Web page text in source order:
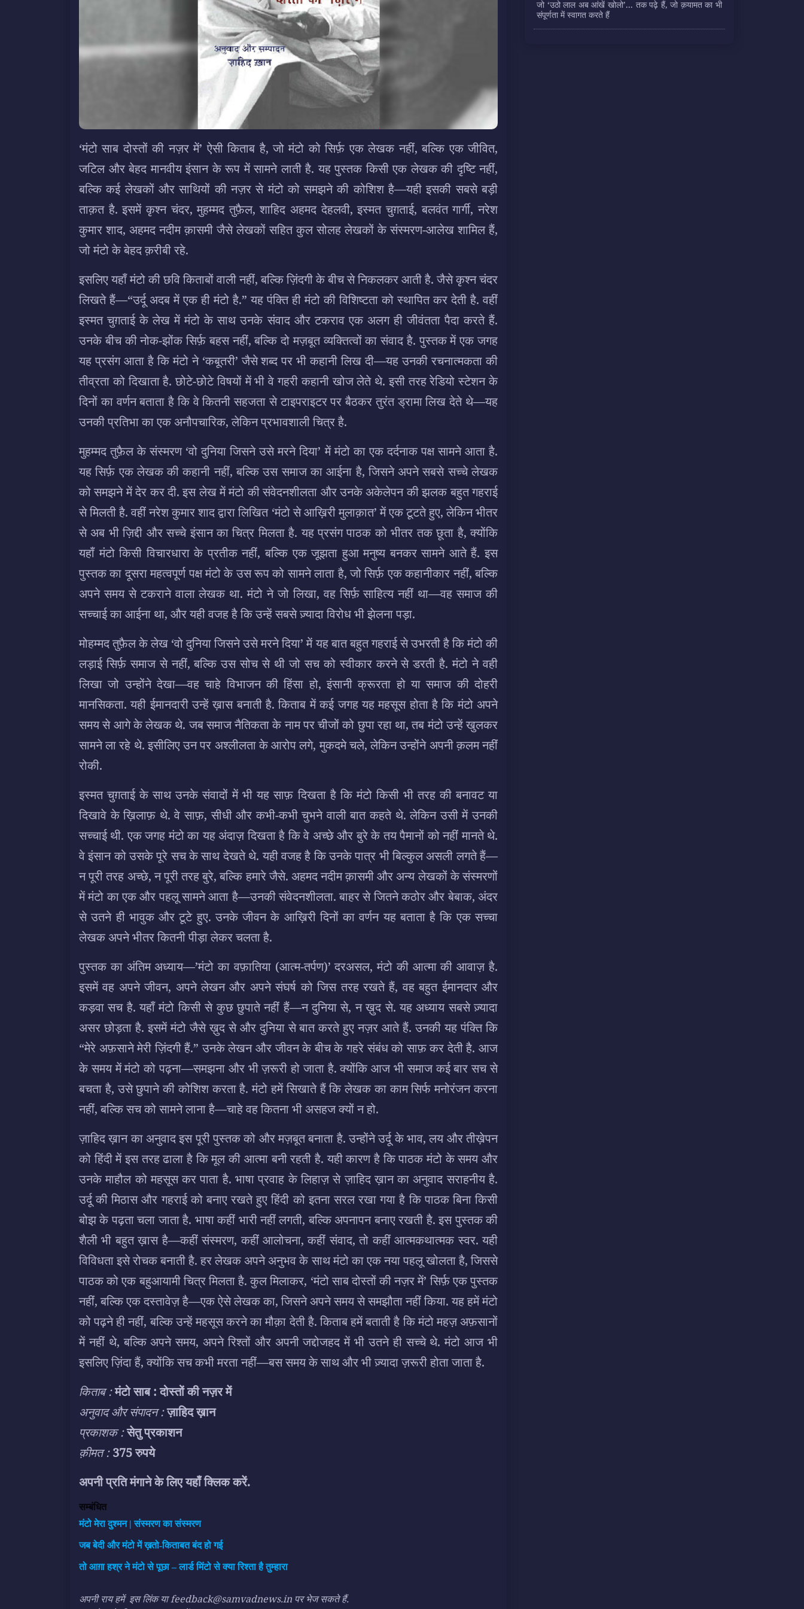
‘मंटो साब दोस्तों की नज़र में’ ऐसी किताब है, जो मंटो को सिर्फ़ एक लेखक नहीं, बल्कि एक जीवित,
जटिल और बेहद मानवीय इंसान के रूप में सामने लाती है. यह पुस्तक किसी एक लेखक की दृष्टि नहीं,
बल्कि कई लेखकों और साथियों की नज़र से मंटो को समझने की कोशिश है—यही इसकी सबसे बड़ी
ताक़त है. इसमें कृश्न चंदर, मुहम्मद तुफ़ैल, शाहिद अहमद देहलवी, इस्मत चुग़ताई, बलवंतगार्गी, नरेश
कुमार शाद, अहमद नदीम क़ासमी जैसे लेखकों सहित कुल सोलह लेखकों के संस्मरण-आलेख शामिल हैं,
जो मंटो के बेहद क़रीबी रहे.
इसलिए यहाँ मंटो की छवि किताबों वाली नहीं, बल्कि ज़िंदगी के बीच से निकलकर आती है. जैसे कृश्न चंदर
लिखते हैं—“उर्दू अदब में एक ही मंटो है.” यह पंक्ति ही मंटो की विशिष्टता को स्थापित कर देती है. वहीं
इस्मत चुग़ताई के लेख में मंटो के साथ उनके संवाद और टकराव एक अलग ही जीवंतता पैदा करते हैं.
उनके बीच की नोक-झोंक सिर्फ़ बहस नहीं, बल्कि दो मज़बूत व्यक्तित्वों का संवाद है. पुस्तक में एक जगह
यह प्रसंग आता है कि मंटो ने ‘कबूतरी’ जैसे शब्द पर भी कहानी लिख दी—यह उनकी रचनात्मकता की
तीव्रता को दिखाता है. छोटे-छोटे विषयों में भी वे गहरी कहानी खोज लेते थे. इसी तरह रेडियो स्टेशन के
दिनों का वर्णन बताता है कि वे कितनी सहजता से टाइपराइटर पर बैठकर तुरंत ड्रामा लिख देते थे—यह
उनकी प्रतिभा का एक अनौपचारिक, लेकिन प्रभावशाली चित्र है.
मुहम्मद तुफ़ैल के संस्मरण ‘वो दुनिया जिसने उसे मरने दिया’ में मंटो का एक दर्दनाक पक्ष सामने आता है.
यह सिर्फ़ एक लेखक की कहानी नहीं, बल्कि उस समाज का आईना है, जिसने अपने सबसे सच्चे लेखक
को समझने में देर कर दी. इस लेख में मंटो की संवेदनशीलता और उनके अकेलेपन की झलक बहुत गहराई
से मिलती है. वहीं नरेश कुमार शाद द्वारा लिखित ‘मंटो से आख़िरी मुलाक़ात’ में एक टूटते हुए, लेकिन भीतर
से अब भी ज़िद्दी और सच्चे इंसान का चित्र मिलता है. यह प्रसंग पाठक को भीतर तक छूता है, क्योंकि
यहाँ मंटो किसी विचारधारा के प्रतीक नहीं, बल्कि एक जूझता हुआ मनुष्य बनकर सामने आते हैं. इस
पुस्तक का दूसरा महत्वपूर्ण पक्ष मंटो के उस रूप को सामने लाता है, जो सिर्फ़ एक कहानीकार नहीं, बल्कि
अपने समय से टकराने वाला लेखक था. मंटो ने जो लिखा, वह सिर्फ़ साहित्य नहीं था—वह समाज की
सच्चाई का आईना था, और यही वजह है कि उन्हें सबसे ज़्यादा विरोध भी झेलना पड़ा.
मोहम्मद तुफ़ैल के लेख ‘वो दुनिया जिसने उसे मरने दिया’ में यह बात बहुत गहराई से उभरती है कि मंटो की
लड़ाई सिर्फ़ समाज से नहीं, बल्कि उस सोच से थी जो सच को स्वीकार करने से डरती है. मंटो ने वही
लिखा जो उन्होंने देखा—वह चाहे विभाजन की हिंसा हो, इंसानी क्रूरता हो या समाज की दोहरी
मानसिकता. यही ईमानदारी उन्हें ख़ास बनाती है. किताब में कई जगह यह महसूस होता है कि मंटो अपने
समय से आगे के लेखक थे. जब समाज नैतिकता के नाम पर चीजों को छुपा रहा था, तब मंटो उन्हें खुलकर
सामने ला रहे थे. इसीलिए उन पर अश्लीलता के आरोप लगे, मुकदमे चले, लेकिन उन्होंने अपनी क़लम नहीं
रोकी.
इस्मत चुग़ताई के साथ उनके संवादों में भी यह साफ़ दिखता है कि मंटो किसी भी तरह की बनावट या
दिखावे के ख़िलाफ़ थे. वे साफ़, सीधी और कभी-कभी चुभने वाली बात कहते थे. लेकिन उसी में उनकी
सच्चाई थी. एक जगह मंटो का यह अंदाज़ दिखता है कि वे अच्छे और बुरे के तय पैमानों को नहीं मानते थे.
वे इंसान को उसके पूरे सच के साथ देखते थे. यही वजह है कि उनके पात्र भी बिल्कुल असली लगते हैं—
न पूरी तरह अच्छे, न पूरी तरह बुरे, बल्कि हमारे जैसे. अहमद नदीम क़ासमी और अन्य लेखकों के संस्मरणों
में मंटो का एक और पहलू सामने आता है—उनकी संवेदनशीलता. बाहर से जितने कठोर और बेबाक, अंदर
से उतने ही भावुक और टूटे हुए. उनके जीवन के आख़िरी दिनों का वर्णन यह बताता है कि एक सच्चा
लेखक अपने भीतर कितनी पीड़ा लेकर चलता है.
पुस्तक का अंतिम अध्याय—’मंटो का वफ़ातिया (आत्म-तर्पण)’ दरअसल, मंटो की आत्मा की आवाज़ है.
इसमें वह अपने जीवन, अपने लेखन और अपने संघर्ष को जिस तरह रखते हैं, वह बहुत ईमानदार और
कड़वा सच है. यहाँ मंटो किसी से कुछ छुपाते नहीं हैं—न दुनिया से, न ख़ुद से. यह अध्याय सबसे ज़्यादा
असर छोड़ता है. इसमें मंटो जैसे ख़ुद से और दुनिया से बात करते हुए नज़र आते हैं. उनकी यह पंक्ति कि
“मेरे अफ़साने मेरी ज़िंदगी हैं.” उनके लेखन और जीवन के बीच के गहरे संबंध को साफ़ कर देती है. आज
के समय में मंटो को पढ़ना—समझना और भी ज़रूरी हो जाता है. क्योंकि आज भी समाज कई बार सच से
बचता है, उसे छुपाने की कोशिश करता है. मंटो हमें सिखाते हैं कि लेखक का काम सिर्फ मनोरंजन करना
नहीं, बल्कि सच को सामने लाना है—चाहे वह कितना भी असहज क्यों न हो.
ज़ाहिद ख़ान का अनुवाद इस पूरी पुस्तक को और मज़बूत बनाता है. उन्होंने उर्दू के भाव, लय और तीख़ेपन
को हिंदी में इस तरह ढाला है कि मूल की आत्मा बनी रहती है. यही कारण है कि पाठक मंटो के समय और
उनके माहौल को महसूस कर पाता है. भाषा प्रवाह के लिहाज़ से ज़ाहिद ख़ान का अनुवाद सराहनीय है.
उर्दू की मिठास और गहराई को बनाए रखते हुए हिंदी को इतना सरल रखा गया है कि पाठक बिना किसी
बोझ के पढ़ता चला जाता है. भाषा कहीं भारी नहीं लगती, बल्कि अपनापन बनाए रखती है. इस पुस्तक की
शैली भी बहुत ख़ास है—कहीं संस्मरण, कहीं आलोचना, कहीं संवाद, तो कहीं आत्मकथात्मक स्वर. यही
विविधता इसे रोचक बनाती है. हर लेखक अपने अनुभव के साथ मंटो का एक नया पहलू खोलता है, जिससे
पाठक को एक बहुआयामी चित्र मिलता है. कुल मिलाकर, ‘मंटो साब दोस्तों की नज़र में’ सिर्फ़ एक पुस्तक
नहीं, बल्कि एक दस्तावेज़ है—एक ऐसे लेखक का, जिसने अपने समय से समझौता नहीं किया. यह हमें मंटो
को पढ़ने ही नहीं, बल्कि उन्हें महसूस करने का मौक़ा देती है. किताब हमें बताती है कि मंटो महज़ अफ़सानों
में नहीं थे, बल्कि अपने समय, अपने रिश्तों और अपनी जद्दोजहद में भी उतने ही सच्चे थे. मंटो आज भी
इसलिए ज़िंदा हैं, क्योंकि सच कभी मरता नहीं—बस समय के साथ और भी ज़्यादा ज़रूरी होता जाता है.
किताब :मंटो साब : दोस्तों की नज़र में
अनुवाद और संपादन :ज़ाहिद ख़ान
प्रकाशक :सेतु प्रकाशन
क़ीमत :375 रुपये
अपनी प्रति मंगाने के लिए यहाँ क्लिक करें.
सम्बंधित
मंटो मेरा दुश्मन | संस्मरण का संस्मरण
जब बेदी और मंटो में ख़तो-किताबत बंद हो गई
तो आग़ा हश्र ने मंटो से पूछा – लार्ड मिंटो से क्या रिश्ता है तुम्हारा
अपनी राय हमें इस लिंकया feedback@samvadnews.in पर भेज सकते हैं.
जो ‘उठो लाल अब आंखें खोलो’... तक पढ़े हैं, जो क़यामत का भी
संपूर्णता में स्वागत करते हैं